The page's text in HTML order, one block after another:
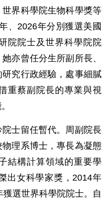
界科學院生物科學獎等
、2026年分別獲選美國
院院士及世界科學院院
亦曾任分生所副所長、
究行政經驗，處事細膩
重蔡副院長的專業與視
士留任暫代。周副院長
理系博士，專長為凝態
結構計算領域的重要學
出女科學家獎，2014年
選世界科學院院士。自